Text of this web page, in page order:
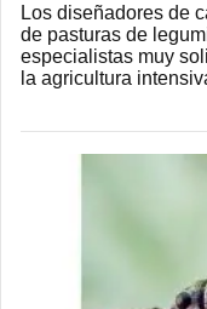
Los diseñadores de
de pasturas de
especialistas muy
la agricultura